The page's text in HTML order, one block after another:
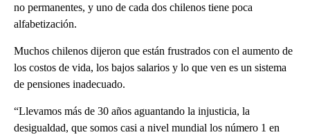
no permanentes, y uno de cada dos chilenos tiene poca
alfabetización.
Muchos chilenos dijeron que están frustrados con el aumento de
los costos de vida, los bajos salarios y lo que ven es un sistema
de pensiones inadecuado.
“Llevamos más de 30 años aguantando la injusticia, la
desigualdad, que somos casi a nivel mundial los número 1 en